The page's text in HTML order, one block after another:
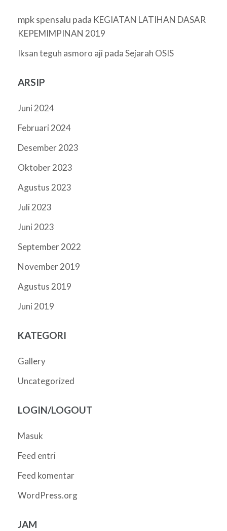
mpk spensalu pada KEGIATAN LATIHAN DASAR
KEPEMIMPINAN 2019
Iksan teguh asmoro aji padaSejarah OSIS
ARSIP
Juni 2024
Februari 2024
Desember 2023
Oktober 2023
Agustus 2023
Juli 2023
Juni 2023
September 2022
November 2019
Agustus 2019
Juni 2019
KATEGORI
Gallery
Uncategorized
LOGIN/LOGOUT
Masuk
Feed entri
Feed komentar
WordPress.org
JAM